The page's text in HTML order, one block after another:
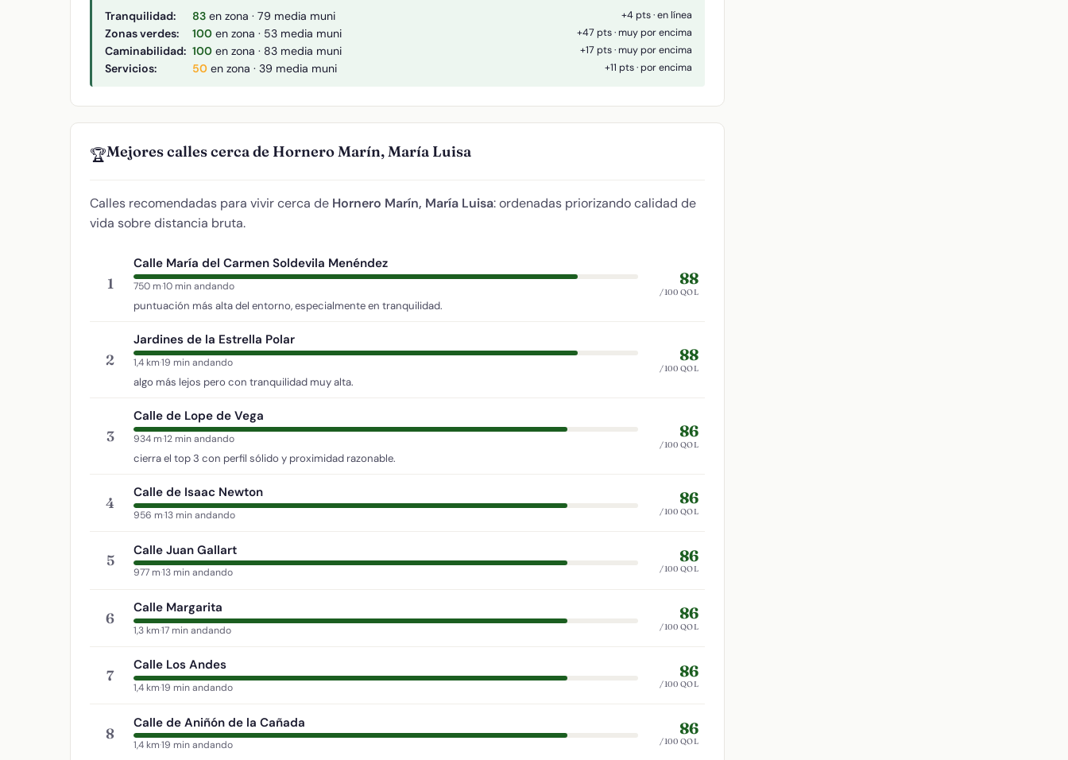
Tranquilidad: 83 en zona · 79 media muni +4 pts · en línea
Zonas verdes: 100 en zona · 53 media muni +47 pts · muy por encima
Caminabilidad: 100 en zona · 83 media muni +17 pts · muy por encima
Servicios: 50 en zona · 39 media muni +11 pts · por encima
🏆Mejores calles cerca de Hornero Marín, María Luisa
Calles recomendadas para vivir cerca de Hornero Marín, María Luisa: ordenadas priorizando calidad de
vida sobre distancia bruta.
1
Calle María del Carmen Soldevila Menéndez
750 m·10 min andando
puntuación más alta del entorno, especialmente en tranquilidad.
88
/100 QOL
2
Jardines de la Estrella Polar
1,4 km·19 min andando
algo más lejos pero con tranquilidad muy alta.
88
/100 QOL
3
Calle de Lope de Vega
934 m·12 min andando
cierra el top 3 con perfil sólido y proximidad razonable.
86
/100 QOL
4
Calle de Isaac Newton
956 m·13 min andando
86
/100 QOL
5
Calle Juan Gallart
977 m·13 min andando
86
/100 QOL
6
Calle Margarita
1,3 km·17 min andando
86
/100 QOL
7
Calle Los Andes
1,4 km·19 min andando
86
/100 QOL
8
Calle de Aniñón de la Cañada
1,4 km·19 min andando
86
/100 QOL